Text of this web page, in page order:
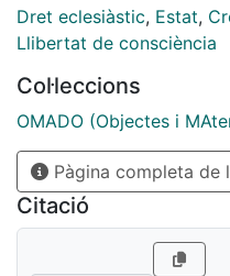
eclesiástico del Estado.
Dret eclesiàstic, Estat,
Llibertat de consciència
Col·leccions
OMADO (Objectes i
Pàgina completa de
Citació